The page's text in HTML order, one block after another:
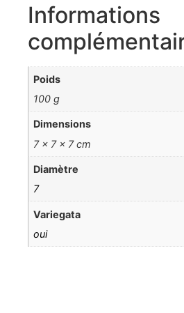
Informations
Poids
100 g
Dimensions
7 × 7 × 7 cm
Diamètre
7
Variegata
oui